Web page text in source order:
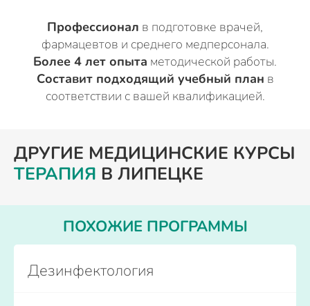
Профессионал в подготовке врачей,
фармацевтов и среднего медперсонала.
Более 4 лет опыта методической работы.
Составит подходящий учебный план в
соответствии с вашей квалификацией.
ДРУГИЕ МЕДИЦИНСКИЕ КУРСЫ
ТЕРАПИЯ В ЛИПЕЦКЕ
ПОХОЖИЕ ПРОГРАММЫ
Дезинфектология